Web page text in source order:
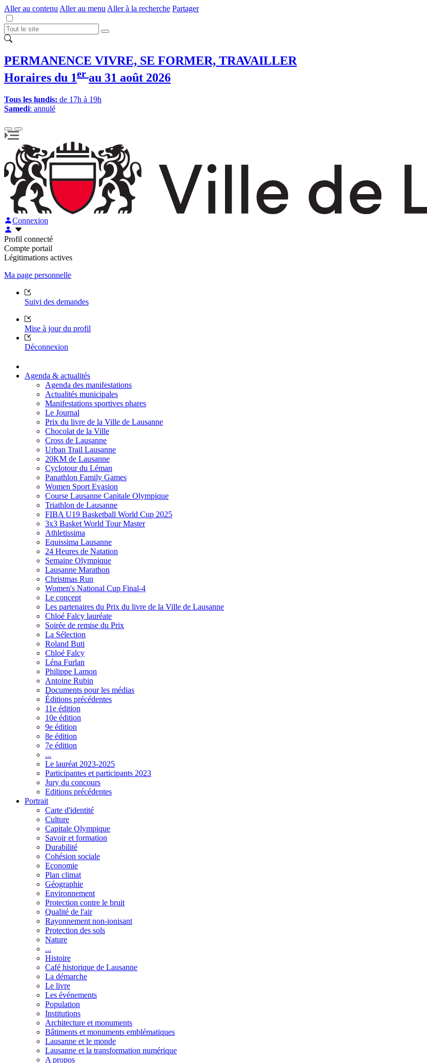
Aller au contenu Aller au menu Aller à la recherche Partager
PERMANENCE VIVRE, SE FORMER, TRAVAILLER
Horaires du 1er au 31 août 2026
Tous les lundis: de 17h à 19h
Samedi: annulé
Connexion
Profil connecté
Compte portail
Légitimations actives
Ma page personnelle
Suivi des demandes
Mise à jour du profil
Déconnexion
Agenda & actualités
Agenda des manifestations
Actualités municipales
Manifestations sportives phares
Le Journal
Prix du livre de la Ville de Lausanne
Chocolat de la Ville
Cross de Lausanne
Urban Trail Lausanne
20KM de Lausanne
Cyclotour du Léman
Panathlon Family Games
Women Sport Evasion
Course Lausanne Capitale Olympique
Triathlon de Lausanne
FIBA U19 Basketball World Cup 2025
3x3 Basket World Tour Master
Athletissima
Equissima Lausanne
24 Heures de Natation
Semaine Olympique
Lausanne Marathon
Christmas Run
Women's National Cup Final-4
Le concept
Les partenaires du Prix du livre de la Ville de Lausanne
Chloé Falcy lauréate
Soirée de remise du Prix
La Sélection
Roland Buti
Chloé Falcy
Léna Furlan
Philippe Lamon
Antoine Rubin
Documents pour les médias
Éditions précédentes
11e édition
10e édition
9e édition
8e édition
7e édition
...
Le lauréat 2023-2025
Participantes et participants 2023
Jury du concours
Editions précédentes
Portrait
Carte d'identité
Culture
Capitale Olympique
Savoir et formation
Durabilité
Cohésion sociale
Economie
Plan climat
Géographie
Environnement
Protection contre le bruit
Qualité de l'air
Rayonnement non-ionisant
Protection des sols
Nature
...
Histoire
Café historique de Lausanne
La démarche
Le livre
Les événements
Population
Institutions
Architecture et monuments
Bâtiments et monuments emblématiques
Lausanne et le monde
Lausanne et la transformation numérique
A propos